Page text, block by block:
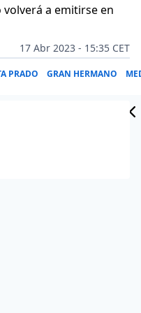
a emitirse en
17 Abr 2023 - 15:35 CET
PRADO GRAN HERMANO